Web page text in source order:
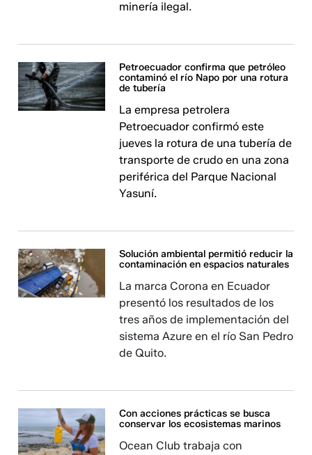
minería ilegal.
Petroecuador confirma que petróleo
contaminó el río Napo por una rotura
de tubería
La empresa petrolera
Petroecuador confirmó este
jueves la rotura de una tubería de
transporte de crudo en una zona
periférica del Parque Nacional
Yasuní.
Solución ambiental permitió reducir la
contaminación en espacios naturales
La marca Corona en Ecuador
presentó los resultados de los
tres años de implementación del
sistema Azure en el río San Pedro
de Quito.
Con acciones prácticas se busca
conservar los ecosistemas marinos
Ocean Club trabaja con